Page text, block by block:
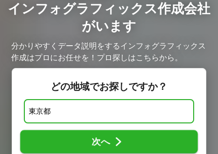
インフォグラフィックス作成会社
がいます
分かりやすくデータ説明をするインフォグラフィックス
作成はプロにお任せを！プロ探しはこちらから。
どの地域でお探しですか？
次へ